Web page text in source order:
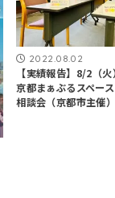
2022.08.02
【実績報告】8/2（火
京都まぁぶるスペー
相談会（京都市主催）